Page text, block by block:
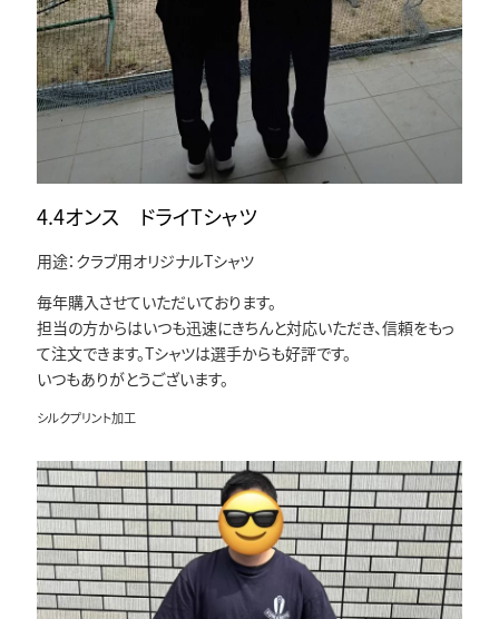
4.4オンス ドライTシャツ
用途：クラブ用オリジナルTシャツ
毎年購入させていただいております。
担当の方からはいつも迅速にきちんと対応いただき、信頼をもっ
て注文できます。Tシャツは選手からも好評です。
いつもありがとうございます。
シルクプリント加工